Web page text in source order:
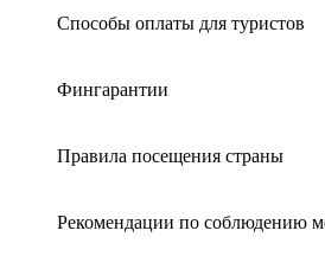
Способы оплаты для туристов
Фингарантии
Правила посещения страны
Рекомендации по соблюдению